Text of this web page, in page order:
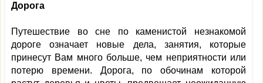
Дорога
Путешествие во сне по каменистой незнакомой
дороге означает новые дела, занятия, которые
принесут Вам много больше, чем неприятности или
потерю времени. Дорога, по обочинам которой